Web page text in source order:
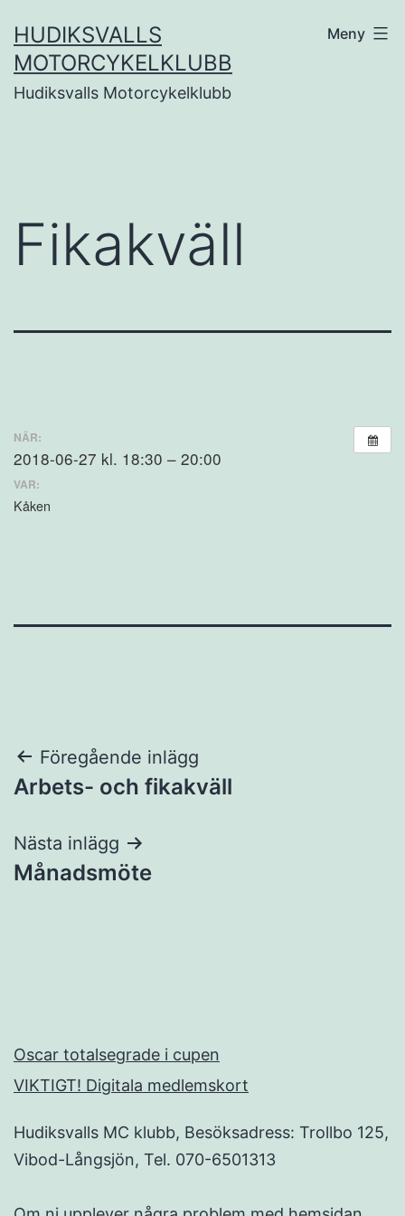
till
innehåll
HUDIKSVALLS
MOTORCYKELKLUBB
Hudiksvalls Motorcykelklubb
Meny
Fikakväll
NÄR:
2018-06-27 kl. 18:30 – 20:00
VAR:
Kåken
Inläggsnavigering
Föregående inlägg
Arbets- och fikakväll
Nästa inlägg
Månadsmöte
Oscar totalsegrade i cupen
VIKTIGT! Digitala medlemskort
Hudiksvalls MC klubb, Besöksadress: Trollbo 125,
Vibod-Långsjön, Tel. 070-6501313